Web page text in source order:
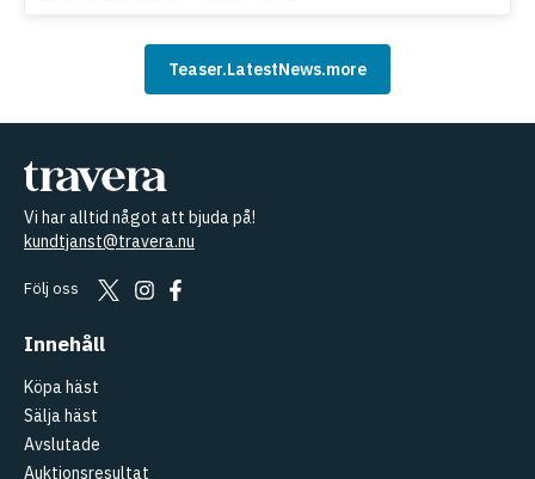
Teaser.LatestNews.more
Vi har alltid något att bjuda på!
kundtjanst@travera.nu
Följ oss
Innehåll
Köpa häst
Sälja häst
Avslutade
Auktionsresultat